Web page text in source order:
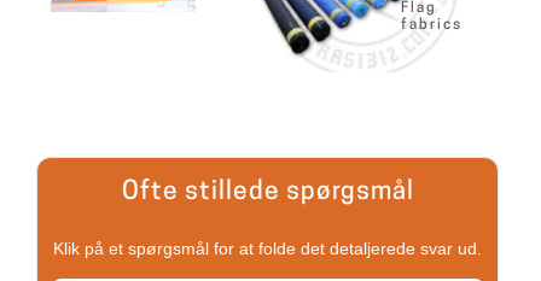
Flag
fabrics
Ofte stillede spørgsmål
Klik på et spørgsmål for at folde det detaljerede svar ud.